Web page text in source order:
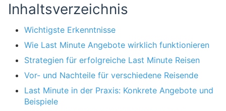
Inhaltsverzeichnis
Wichtigste Erkenntnisse
Wie Last Minute Angebote wirklich funktionieren
Strategien für erfolgreiche Last Minute Reisen
Vor- und Nachteile für verschiedene Reisende
Last Minute in der Praxis: Konkrete Angebote und
Beispiele